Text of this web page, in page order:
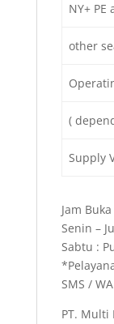
NY+ PE
other
(
Supply
Jam Buka
Senin –
Sabtu :
SMS / WA
PT. Multi